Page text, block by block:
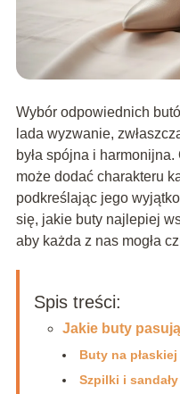
Wybór odpowiednich
lada wyzwanie,
była spójna i
może dodać charakteru
podkreślając jego
się, jakie buty najlepiej
aby każda z nas mogła
Spis treści:
Jakie buty
Buty na
Szpilki i